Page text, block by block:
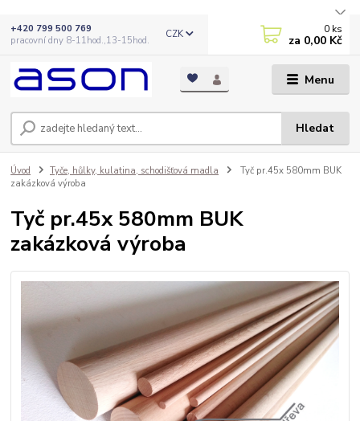
Menu
CZK
Hledat
+420 799 500 769
pracovní dny 8-11hod.,13-15hod.
0 ks
za 0,00 Kč
Úvod Tyče, hůlky, kulatina, schodišťová madla
Tyč pr.45x 580mm BUK
zakázková výroba
Tyč pr.45x 580mm BUK
zakázková výroba